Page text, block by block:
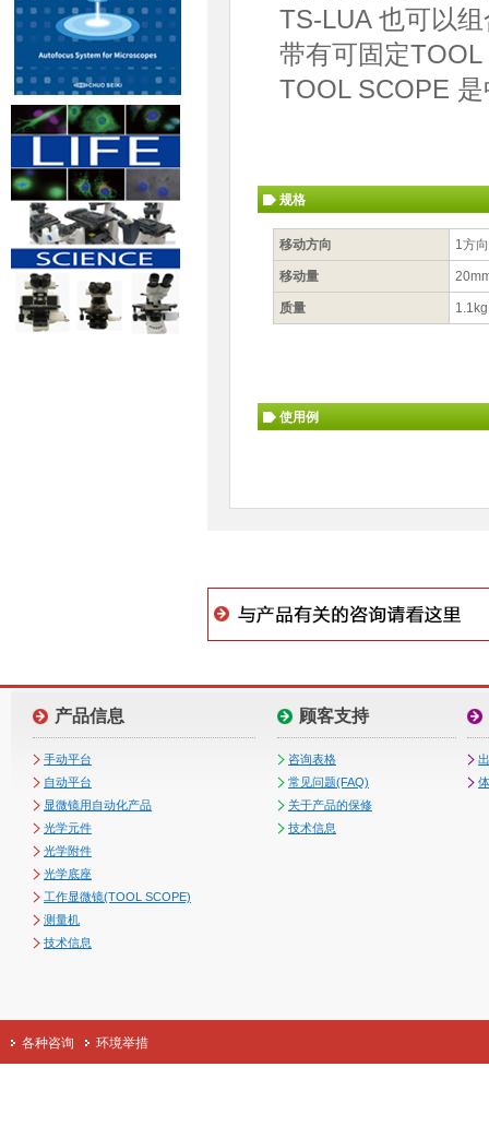
TS-LUA 也可以
带有可固定
TOOL SCOPE
规格
移动方向 1方向
移动量
质量 1.1kg
使用例
产品信息
手动平台
自动平台
显微镜用自动化产品
光学元件
光学附件
光学底座
工作显微镜(TOOL SCOPE)
测量机
技术信息
顾客支持
咨询表格
常见问题(FAQ)
关于产品的保修
技术信息
各种咨询 环境举措